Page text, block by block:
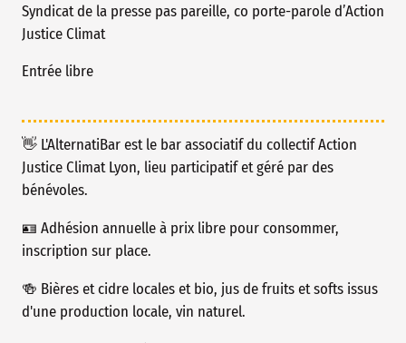
Syndicat de la presse pas pareille, co porte-parole d’Action
Justice Climat
Entrée libre
👋 L'AlternatiBar est le bar associatif du collectif Action
Justice Climat Lyon, lieu participatif et géré par des
bénévoles.
🪪 Adhésion annuelle à prix libre pour consommer,
inscription sur place.
🍻 Bières et cidre locales et bio, jus de fruits et softs issus
d'une production locale, vin naturel.